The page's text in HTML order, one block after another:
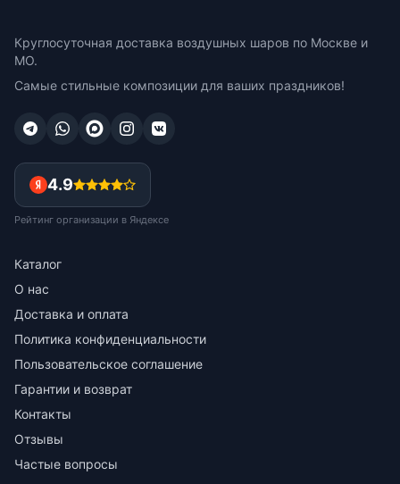
Круглосуточная доставка воздушных шаров по Москве и
МО.
Самые стильные композиции для ваших праздников!
4.9
Рейтинг организации в Яндексе
Каталог
О нас
Доставка и оплата
Политика конфиденциальности
Пользовательское соглашение
Гарантии и возврат
Контакты
Отзывы
Частые вопросы